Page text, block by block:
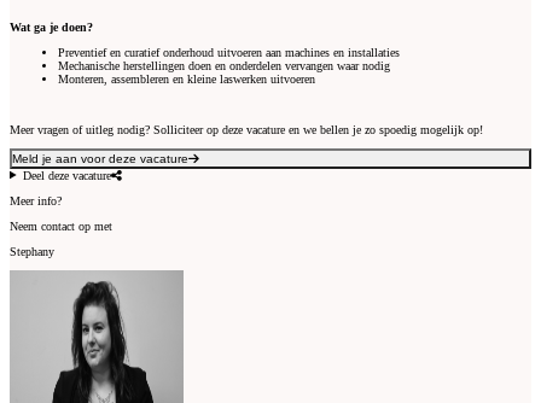
Wat ga je doen?
Preventief en curatief onderhoud uitvoeren aan machines en installaties
Mechanische herstellingen doen en onderdelen vervangen waar nodig
Monteren, assembleren en kleine laswerken uitvoeren
Meer vragen of uitleg nodig? Solliciteer op deze vacature en we bellen je zo spoedig mogelijk op!
Meld je aan voor deze vacature
Deel deze vacature
Meer info?
Neem contact op met
Stephany